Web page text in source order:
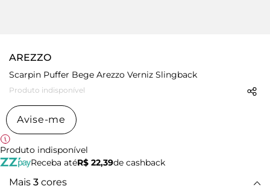
AREZZO
Scarpin Puffer Bege Arezzo Verniz Slingback
Produto indisponível
Avise-me
Produto indisponível
Receba atéR$ 22,39de cashback
Mais 3 cores